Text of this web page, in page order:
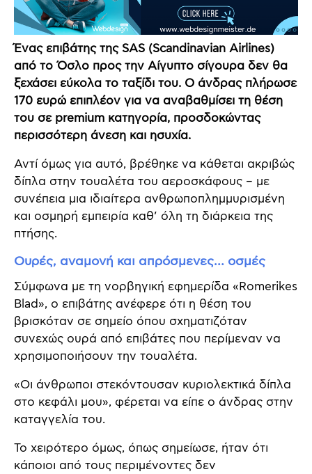
Ένας επιβάτης της SAS (Scandinavian Airlines)
από το Όσλο προς την Αίγυπτο σίγουρα δεν θα
ξεχάσει εύκολα το ταξίδι του. Ο άνδρας πλήρωσε
170 ευρώ επιπλέον για να αναβαθμίσει τη θέση
του σε premium κατηγορία, προσδοκώντας
περισσότερη άνεση και ησυχία.
Αντί όμως για αυτό, βρέθηκε να κάθεται ακριβώς
δίπλα στην τουαλέτα του αεροσκάφους – με
συνέπεια μια ιδιαίτερα ανθρωποπλημμυρισμένη
και οσμηρή εμπειρία καθ’ όλη τη διάρκεια της
πτήσης.
Ουρές, αναμονή και απρόσμενες… οσμές
Σύμφωνα με τη νορβηγική εφημερίδα «Romerikes
Blad», ο επιβάτης ανέφερε ότι η θέση του
βρισκόταν σε σημείο όπου σχηματιζόταν
συνεχώς ουρά από επιβάτες που περίμεναν να
χρησιμοποιήσουν την τουαλέτα.
«Οι άνθρωποι στεκόντουσαν κυριολεκτικά δίπλα
στο κεφάλι μου», φέρεται να είπε ο άνδρας στην
καταγγελία του.
Το χειρότερο όμως, όπως σημείωσε, ήταν ότι
κάποιοι από τους περιμένοντες δεν